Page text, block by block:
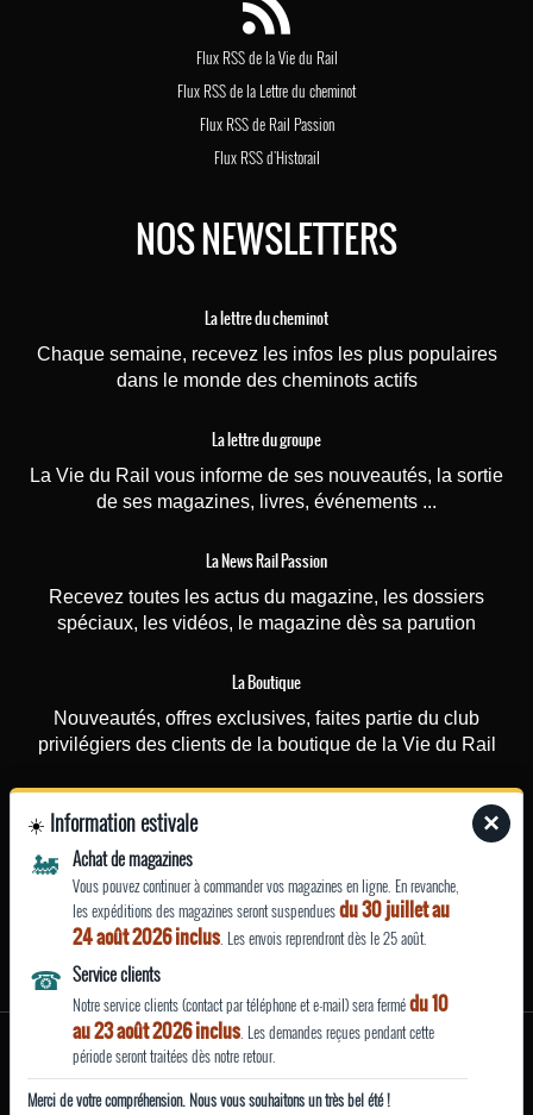
Flux RSS de la Vie du Rail
Flux RSS de la Lettre du cheminot
Flux RSS de Rail Passion
Flux RSS d'Historail
NOS NEWSLETTERS
La lettre du cheminot
Chaque semaine, recevez les infos les plus populaires
dans le monde des cheminots actifs
La lettre du groupe
La Vie du Rail vous informe de ses nouveautés, la sortie
de ses magazines, livres, événements ...
La News Rail Passion
Recevez toutes les actus du magazine, les dossiers
spéciaux, les vidéos, le magazine dès sa parution
La Boutique
Nouveautés, offres exclusives, faites partie du club
privilégiers des clients de la boutique de la Vie du Rail
Recevez une fois par mois nos actualités (nouvelles
photographies ou affiches touristiques rajoutées sur le site)
et nos offres ponctuelles (promotions…)
Mentions légales
|
Qui sommes nous ?
|| Site fabriqué avec par La Vie du Rail
×
☀️ Information estivale
🚂 Achat de magazines
Vous pouvez continuer à commander vos magazines en ligne. En revanche,
les expéditions des magazines seront suspenduesdu 30 juillet au
24 août 2026 inclus. Les envois reprendront dès le 25 août.
☎ Service clients
Notre service clients (contact par téléphone et e-mail) sera fermédu 10
au 23 août 2026 inclus. Les demandes reçues pendant cette
période seront traitées dès notre retour.
Merci de votre compréhension. Nous vous souhaitons un très bel été !